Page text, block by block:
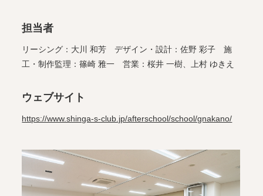
担当者
リーシング：大川 和芳 デザイン・設計：佐野 彩子 施
工・制作監理：篠崎 雅一 営業：桜井 一樹、上村 ゆきえ
ウェブサイト
https://www.shinga-s-club.jp/afterschool/school/gnakano/